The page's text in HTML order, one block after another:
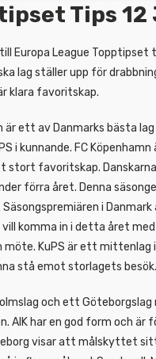
Tips 12
Europa League Topptipset
lag ställer upp för
klara favoritskap.
är ett av Danmarks bästa
i kunnande. FC
stort favoritskap.
förra året. Denna
i Danmark
komma in i detta året
möte. KuPS är ett mittenlag
stå emot storlagets besök.
och ett Göteborgslag
AIK har en god form och
visar att målskyttet